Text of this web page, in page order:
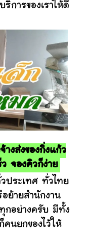
ริการของเราให้ดี
างส่งของกิ่งแก้ว
จองคิวก็ง่าย
ะเทศ ทั่วไทย
ย้ายสำนักงาน
กอย่างครับ มีทั้ง
คนยกของไว้ให้